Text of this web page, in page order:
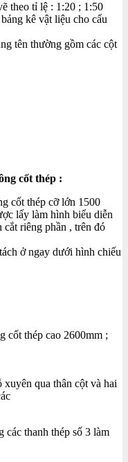
theo tỉ lệ : 1:20 ; 1:50
kê vật liệu cho cấu
tên thường gồm các cột
cốt thép :
cốt thép cỡ lớn 1500
lấy làm hình biểu diễn
riêng phần , trên đó
ở ngay dưới hình chiếu
cốt thép cao 2600mm ;
xuyên qua thân cột và hai
thanh thép số 3 làm